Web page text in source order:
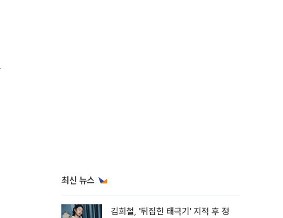
최신 뉴스
김희철, '뒤집힌 태극기' 지적 후 정